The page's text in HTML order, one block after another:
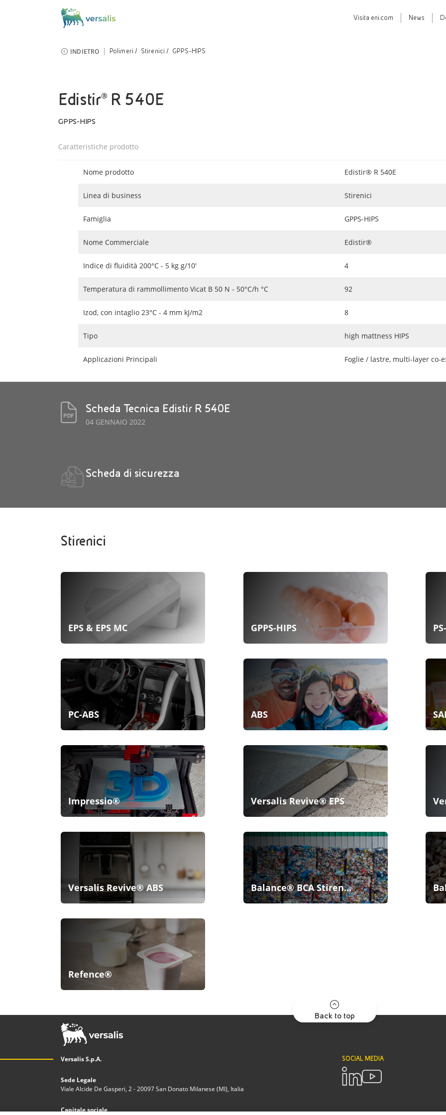
Visita eni.com News
INDIETRO Polimeri Stirenici GPPS-HIPS
Edistir® R 540E
GPPS-HIPS
Caratteristiche prodotto
Nome prodotto Edistir® R 540E
Linea di business Stirenici
Famiglia GPPS-HIPS
Nome Commerciale Edistir®
Indice di fluidità 200°C - 5 kg g/10' 4
Temperatura di rammollimento Vicat B 50 N - 50°C/h °C 92
Izod, con intaglio 23°C - 4 mm kJ/m2 8
Tipo high mattness HIPS
Applicazioni Principali Foglie / lastre, multi-layer co-
Scheda Tecnica Edistir R 540E
04 GENNAIO 2022
Scheda di sicurezza
Stirenici
EPS & EPS MC GPPS-HIPS
PC-ABS ABS
Impressio® Versalis Revive® EPS
Versalis Revive® ABS Balance® BCA Stiren...
Refence®
Back to top
Versalis S.p.A.
Sede Legale
Viale Alcide De Gasperi, 2 - 20097 San Donato Milanese (MI), Italia
Capitale sociale
SOCIAL MEDIA